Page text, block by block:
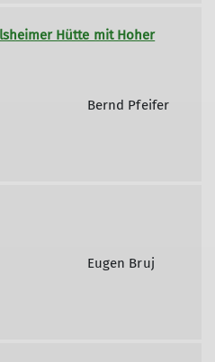
Hütte mit Hoher
Bernd Pfeifer
Eugen Bruj